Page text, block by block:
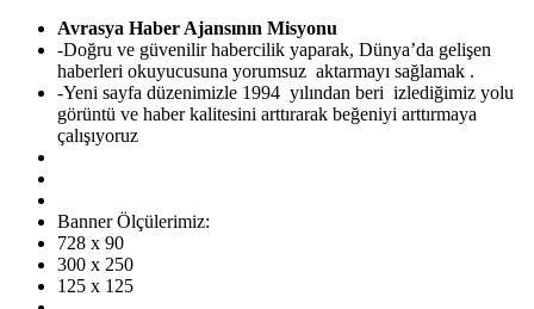
Avrasya Haber Ajansının Misyonu
-Doğru ve güvenilir habercilik yaparak, Dünya’da gelişen
haberleri okuyucusuna yorumsuz aktarmayı sağlamak .
-Yeni sayfa düzenimizle 1994 yılından beri izlediğimiz yolu
görüntü ve haber kalitesini arttırarak beğeniyi arttırmaya
çalışıyoruz
Banner Ölçülerimiz:
728 x 90
300 x 250
125 x 125